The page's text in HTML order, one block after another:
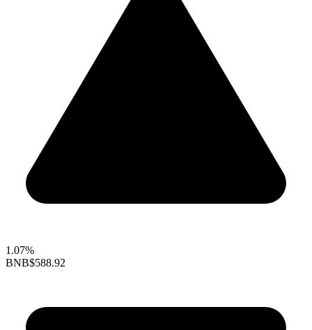
1.07%
BNB$588.92